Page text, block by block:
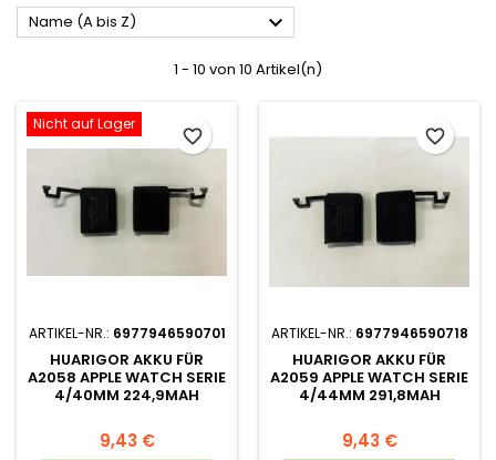
Name (A bis Z) 
1 - 10 von 10 Artikel(n)
Nicht auf Lager
ARTIKEL-NR.: 6977946590701
HUARIGOR AKKU FÜR
A2058 APPLE WATCH SERIE
4/40MM 224,9MAH
9,43 €
favorite_border
ARTIKEL-NR.: 6977946590718
HUARIGOR AKKU FÜR
A2059 APPLE WATCH SERIE
4/44MM 291,8MAH
9,43 €
favorite_border